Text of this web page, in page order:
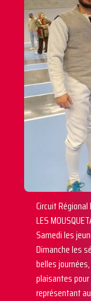
Circuit
LES
Samedi les
Dimanche les
belles
plaisantes
représentant